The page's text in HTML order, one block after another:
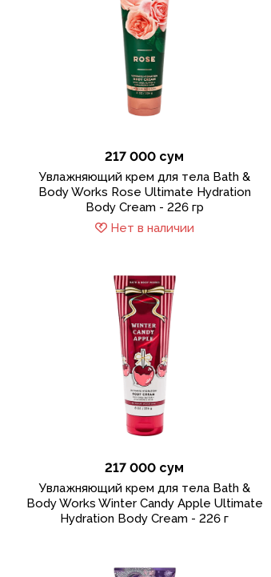
217 000 сум
Увлажняющий крем для тела Bath &
Body Works Rose Ultimate Hydration
Body Cream - 226 гр
Нет в наличии
217 000 сум
Увлажняющий крем для тела Bath &
Body Works Winter Candy Apple Ultimate
Hydration Body Cream - 226 г